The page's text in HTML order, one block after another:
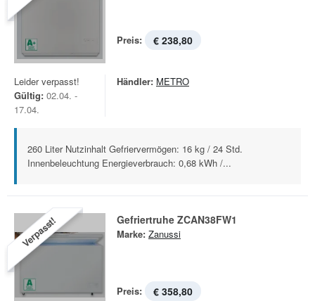
Preis: € 238,80
Leider verpasst!
Gültig: 02.04. -
17.04.
Händler: METRO
260 Liter Nutzinhalt Gefriervermögen: 16 kg / 24 Std.
Innenbeleuchtung Energieverbrauch: 0,68 kWh /...
Verpasst! Gefriertruhe ZCAN38FW1
Marke: Zanussi
Preis: € 358,80